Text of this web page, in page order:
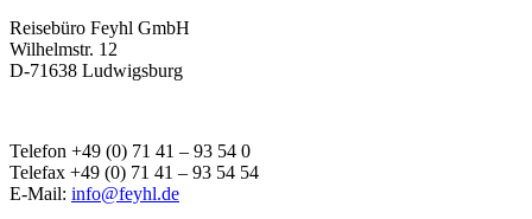
Reisebüro Feyhl GmbH
Wilhelmstr. 12
D-71638 Ludwigsburg
Telefon +49 (0) 71 41 – 93 54 0
Telefax +49 (0) 71 41 – 93 54 54
E-Mail: info@feyhl.de